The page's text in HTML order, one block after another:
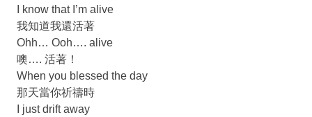
I know that I’m alive
我知道我還活著
Ohh… Ooh…. alive
噢…. 活著！
When you blessed the day
那天當你祈禱時
I just drift away